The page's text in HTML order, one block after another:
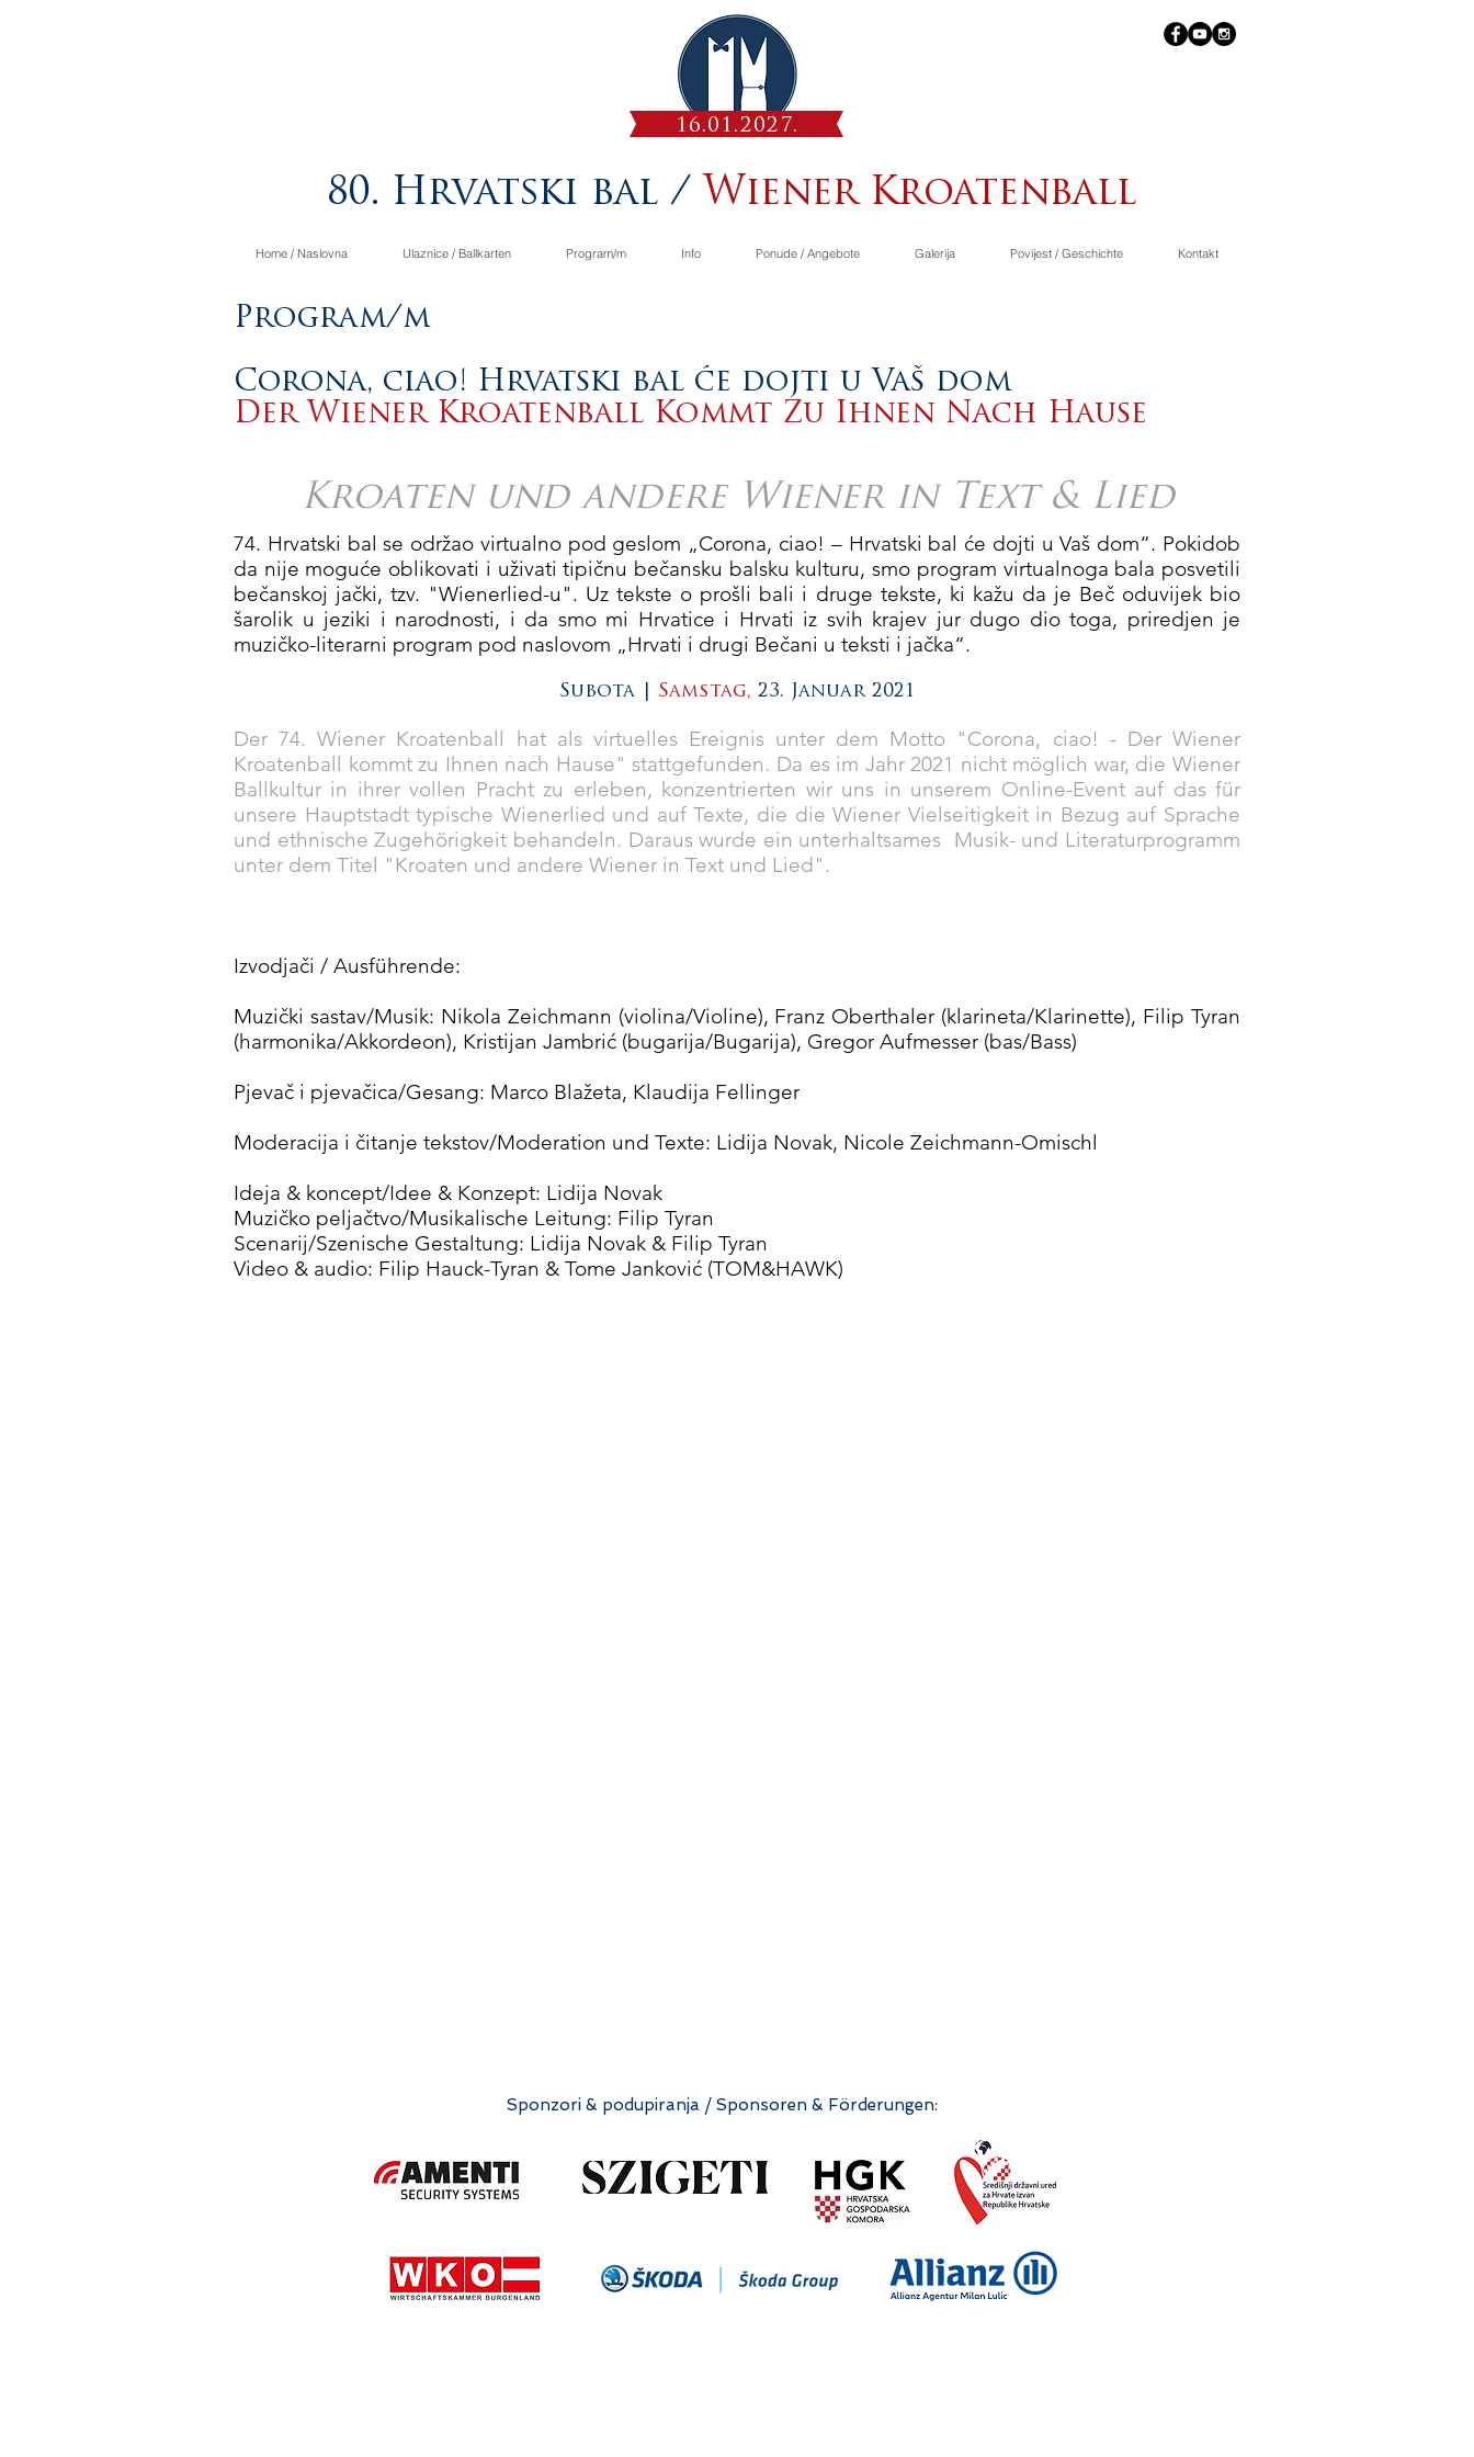
16.01.2027.
80. Hrvatski bal / Wiener Kroatenball
Home / Naslovna Ulaznice / Ballkarten Program/m Info Ponude / Angebote Galerija Povijest / Geschichte Kontakt
Program/m
Corona, ciao! Hrvatski bal će dojti u Vaš dom
Der Wiener Kroatenball Kommt Zu Ihnen Nach Hause
Kroaten und andere Wiener in Text & Lied
74. Hrvatski bal se održao virtualno pod geslom „Corona, ciao! – Hrvatski bal će dojti u Vaš dom“. Pokidob
da nije moguće oblikovati i uživati tipičnu bečansku balsku kulturu, smo program virtualnoga bala posvetili
bečanskoj jački, tzv. "Wienerlied-u". Uz tekste o prošli bali i druge tekste, ki kažu da je Beč oduvijek bio
šarolik u jeziki i narodnosti, i da smo mi Hrvatice i Hrvati iz svih krajev jur dugo dio toga, priredjen je
muzičko-literarni program pod naslovom „Hrvati i drugi Bečani u teksti i jačka“.
Subota | Samstag, 23. Januar 2021
Der 74. Wiener Kroatenball hat als virtuelles Ereignis unter dem Motto "Corona, ciao! - Der Wiener
Kroatenball kommt zu Ihnen nach Hause" stattgefunden. Da es im Jahr 2021 nicht möglich war, die Wiener
Ballkultur in ihrer vollen Pracht zu erleben, konzentrierten wir uns in unserem Online-Event auf das für
unsere Hauptstadt typische Wienerlied und auf Texte, die die Wiener Vielseitigkeit in Bezug auf Sprache
und ethnische Zugehörigkeit behandeln. Daraus wurde ein unterhaltsames Musik- und Literaturprogramm
unter dem Titel "Kroaten und andere Wiener in Text und Lied".
Izvodjači / Ausführende:
Muzički sastav/Musik: Nikola Zeichmann (violina/Violine), Franz Oberthaler (klarineta/Klarinette), Filip Tyran
(harmonika/Akkordeon), Kristijan Jambrić (bugarija/Bugarija), Gregor Aufmesser (bas/Bass)
Pjevač i pjevačica/Gesang: Marco Blažeta, Klaudija Fellinger
Moderacija i čitanje tekstov/Moderation und Texte: Lidija Novak, Nicole Zeichmann-Omischl
Ideja & koncept/Idee & Konzept: Lidija Novak
Muzičko peljačtvo/Musikalische Leitung: Filip Tyran
Scenarij/Szenische Gestaltung: Lidija Novak & Filip Tyran
Video & audio: Filip Hauck-Tyran & Tome Janković (TOM&HAWK)
Sponzori & podupiranja / Sponsoren & Förderungen: